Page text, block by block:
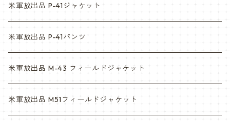
ACU
マルチカム
3c
6c
ウッドランド
ACU
マルチカム
3c
米軍放出品 P-41ジャケット
米軍放出品 P-41パンツ
米軍放出品 M-43 フィールドジャケット
米軍放出品 M51フィールドジャケット